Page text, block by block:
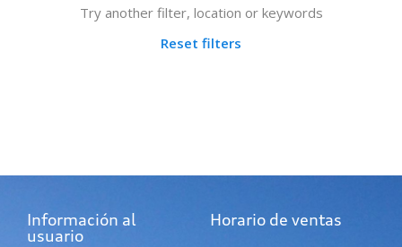
Try another filter, location or keywords
Reset filters
Información al
usuario
Horario de ventas